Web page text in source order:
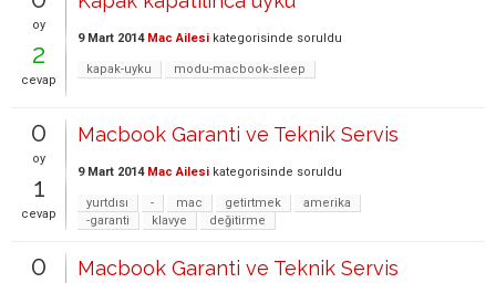
oy
2
cevap
9 Mart 2014 Mac Ailesi kategorisinde soruldu
kapak-uyku modu-macbook-sleep
0
oy
1
cevap
Macbook Garanti ve Teknik Servis
9 Mart 2014 Mac Ailesi kategorisinde soruldu
yurtdısı - mac getirtmek
amerika
-garanti
klavye değitirme
0 Macbook Garanti ve Teknik Servis